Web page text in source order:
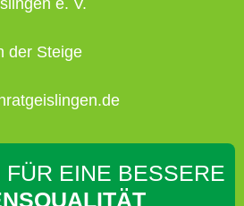
e. V.
der Steige
EINE BESSERE